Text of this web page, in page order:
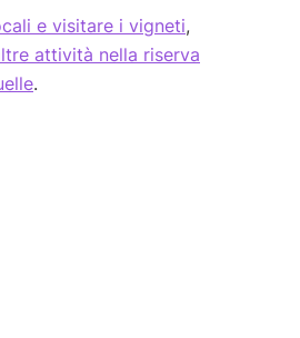
e visitare i vigneti,
attività nella riserva
.